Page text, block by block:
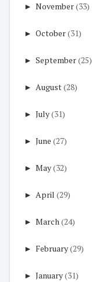
► November(33)
► October(31)
► September(25)
► August(28)
► July(31)
► June (27)
► May(32)
► April (29)
► March(24)
► February(29)
► January(31)